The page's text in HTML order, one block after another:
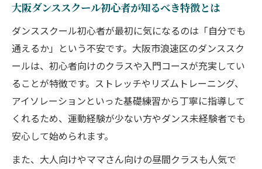
大阪府大阪市浪速区で育つダンスカルチャー
ダンススクールが生み出す浪速区独自の文
化
ストリートイベントが地域を盛り上げる理
由
大阪ダンスカルチャーの発展とスクールの
役割
世代を超えてつながるダンススクールの魅
力
大阪ダンススクール初心者が知るべき特徴とは
ダンススクール初心者が最初に気になるのは「自分でも
通えるか」という不安です。大阪市浪速区のダンススク
ールは、初心者向けのクラスや入門コースが充実してい
ることが特徴です。ストレッチやリズムトレーニング、
アイソレーションといった基礎練習から丁寧に指導して
くれるため、運動経験が少ない方やダンス未経験者でも
安心して始められます。
また、大人向けやママさん向けの昼間クラスも人気で